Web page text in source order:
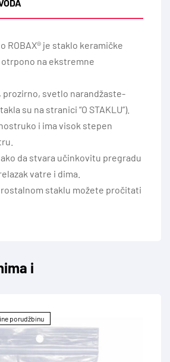
ROBAX® je staklo keramičke
na ekstremne
prozirno, svetlo narandžaste-
su na stranici “O STAKLU”).
i ima visok stepen
da stvara učinkovitu pregradu
vatre i dima.
staklu možete pročitati
i
porudžbinu